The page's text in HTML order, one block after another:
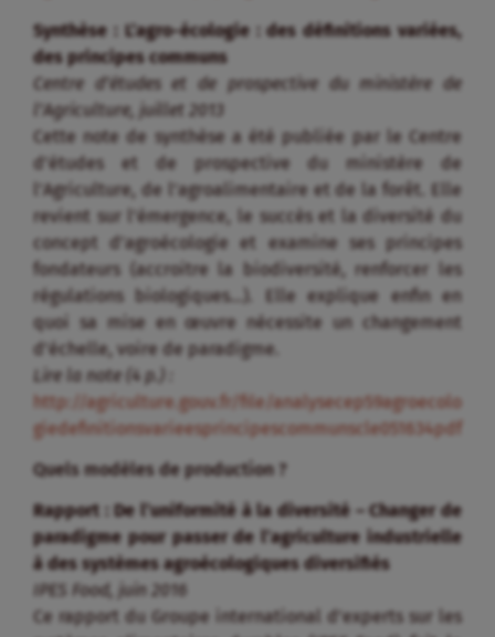
Synthèse : L’agro-écologie : des définitions variées,
des principes communs
Centre d’études et de prospective du ministère de
l’Agriculture, juillet 2013
Cette note de synthèse a été publiée par le Centre
d’études et de prospective du ministère de
l’Agriculture, de l’agroalimentaire et de la forêt. Elle
revient sur l’émergence, le succès et la diversité du
concept d’agroécologie et examine ses principes
fondateurs (accroitre la biodiversité, renforcer les
régulations biologiques…). Elle explique enfin en
quoi sa mise en œuvre nécessite un changement
d’échelle, voire de paradigme.
Lire la note (4 p.) :
http://agriculture.gouv.fr/file/analysecep59agroecolo
giedefinitionsvarieesprincipescommunscle051634pdf
Quels modèles de production ?
Rapport : De l’uniformité à la diversité – Changer de
paradigme pour passer de l’agriculture industrielle
à des systèmes agroécologiques diversifiés
IPES Food, juin 2016
Ce rapport du Groupe international d’experts sur les